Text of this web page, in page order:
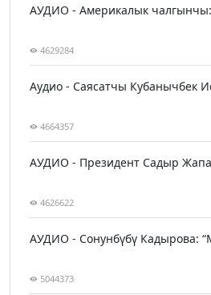
АУДИО - Америкалык
4629284
Аудио - Саясатчы Кубанычбек
4664357
АУДИО - Президент Садыр
4626622
АУДИО - Сонунбүбү Кадырова:
5044373